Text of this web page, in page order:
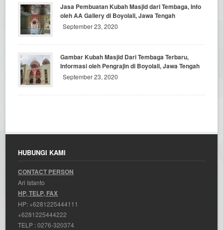
Jasa Pembuatan Kubah Masjid dari Tembaga, Info
oleh AA Gallery di Boyolali, Jawa Tengah
September 23, 2020
Gambar Kubah Masjid Dari Tembaga Terbaru,
Informasi oleh Pengrajin di Boyolali, Jawa Tengah
September 23, 2020
HUBUNGI KAMI
CONTACT PERSON
Ari Istanto
HP, TELP, FAX
HP: +6281225444111
+6281225444222
TELP :0276-320374